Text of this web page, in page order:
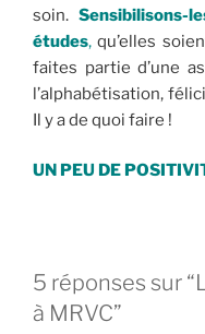
soin. Sensibilisons-
études, qu’elles
faites partie d’une
l’alphabétisation,
Il y a de quoi faire !
UN PEU DE
5 réponses sur
à MRVC”